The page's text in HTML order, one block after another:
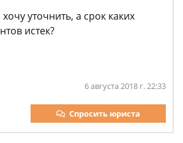
уточнить, а срок каких
истек?
6 августа 2018 г. 22:33
Спросить юриста